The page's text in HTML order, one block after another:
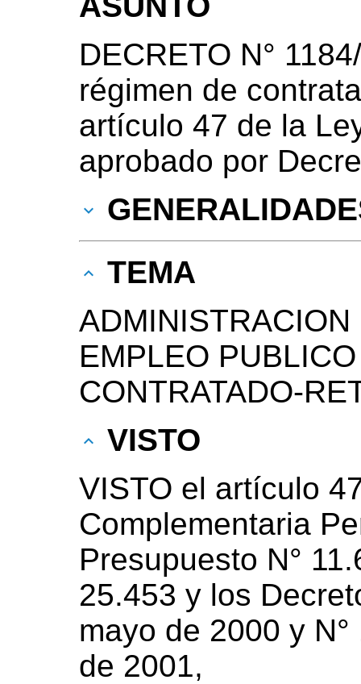
DECRETO N°
régimen de
artículo 47 de la
aprobado por
TEMA
EMPLEO
CONTRATADO-
VISTO
VISTO el artículo
Complementaria
Presupuesto N°
25.453 y los
mayo de 2000 y
de 2001,